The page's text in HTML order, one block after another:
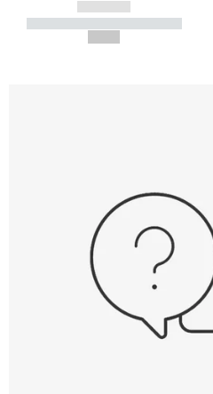
------------
----------- ----------- -----------